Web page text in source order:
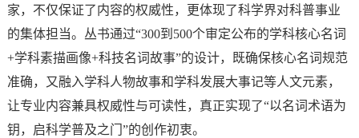
家，不仅保证了内容的权威性，更体现了科学界对科普事业
的集体担当。丛书通过“300到500个审定公布的学科核心名词
+学科素描画像+科技名词故事”的设计，既确保核心名词规范
准确，又融入学科人物故事和学科发展大事记等人文元素，
让专业内容兼具权威性与可读性，真正实现了“以名词术语为
钥，启科学普及之门”的创作初衷。